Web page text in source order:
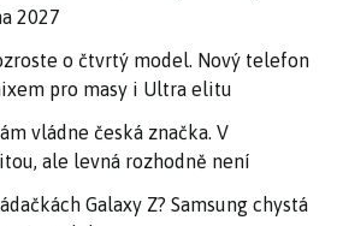
2027
o čtvrtý model. Nový telefon
pro masy i Ultra elitu
vládne česká značka. V
ale levná rozhodně není
Galaxy Z? Samsung chystá